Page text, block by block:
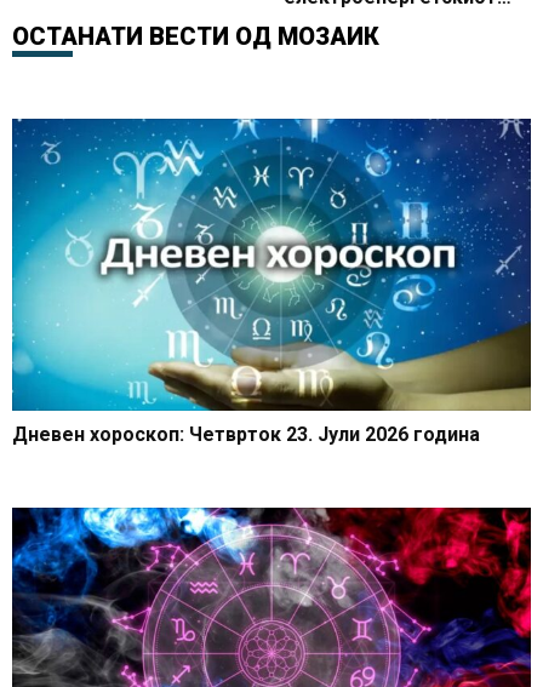
систем
ОСТАНАТИ ВЕСТИ ОД МОЗАИК
Дневен хороскоп: Четврток 23. Јули 2026 година